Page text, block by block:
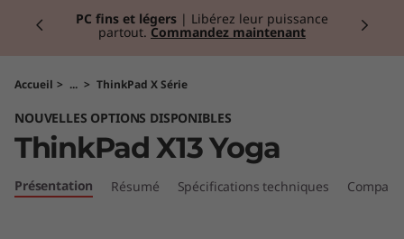
P
a
d
X
PC fins et légers | Libérez leur puissance
partout. Commandez maintenant
Accueil > ... > ThinkPad X Série
NOUVELLES OPTIONS DISPONIBLES
ThinkPad X13 Yoga
Présentation Résumé Spécifications techniques